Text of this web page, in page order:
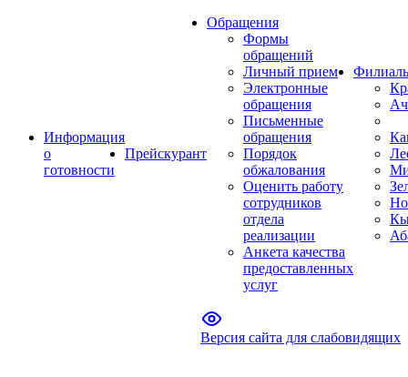
Информация
о
готовности
Прейскурант
Обращения
Формы
обращений
Личный прием
Электронные
обращения
Письменные
обращения
Порядок
обжалования
Оценить работу
сотрудников
отдела
реализации
Анкета качества
предоставленных
услуг
Версия сайта для слабовидящих